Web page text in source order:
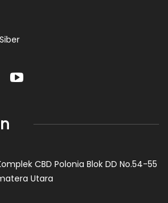
CBD Polonia Blok DD No.54-55
Utara